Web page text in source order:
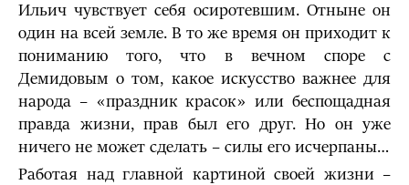
Ильич чувствует себя осиротевшим. Отныне он
один на всей земле. В то же время он приходит к
пониманию того, что в вечном споре с
Демидовым о том, какое искусство важнее для
народа – «праздник красок» или беспощадная
правда жизни, прав был его друг. Но он уже
ничего не может сделать – силы его исчерпаны…
Работая над главной картиной своей жизни –